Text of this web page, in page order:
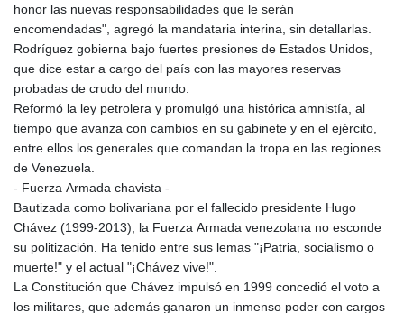
honor las nuevas responsabilidades que le serán
encomendadas", agregó la mandataria interina, sin detallarlas.
Rodríguez gobierna bajo fuertes presiones de Estados Unidos,
que dice estar a cargo del país con las mayores reservas
probadas de crudo del mundo.
Reformó la ley petrolera y promulgó una histórica amnistía, al
tiempo que avanza con cambios en su gabinete y en el ejército,
entre ellos los generales que comandan la tropa en las regiones
de Venezuela.
- Fuerza Armada chavista -
Bautizada como bolivariana por el fallecido presidente Hugo
Chávez (1999-2013), la Fuerza Armada venezolana no esconde
su politización. Ha tenido entre sus lemas "¡Patria, socialismo o
muerte!" y el actual "¡Chávez vive!".
La Constitución que Chávez impulsó en 1999 concedió el voto a
los militares, que además ganaron un inmenso poder con cargos